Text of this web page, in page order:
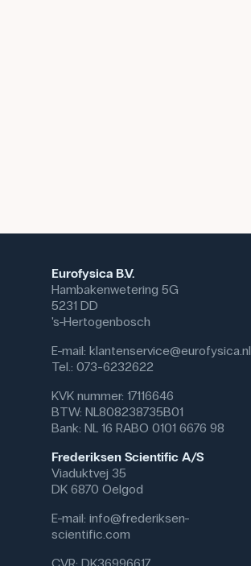
Materiale: Porcelæn
Eurofysica B.V.
Hambakenwetering 5G
5231 DD
's-Hertogenbosch
E-mail: klantenservice@eurofysica.nl
Tel.: 073-6232622
KVK nummer: 17116646
BTW: NL808238735B01
Bank: NL 16 RABO 0101 6676 98
Frederiksen Scientific A/S
Viaduktvej 35
DK 6870 Oelgod
E-mail: info@frederiksen-
scientific.com